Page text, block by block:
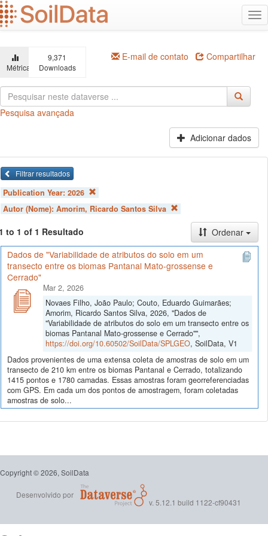
Ir
para
o
principal
Métricas
9,371
Downloads
E-mail de contato Compartilhar
Pesquisa avançada
Adicionar dados
Filtrar resultados
Publication Year: 2026
Autor (Nome): Amorim, Ricardo Santos Silva
to 1 of 1 Resultado
Ordenar
Dados de "Variabilidade de atributos do solo em um
transecto entre os biomas Pantanal Mato-grossense e
Cerrado"
Mar 2, 2026
Novaes Filho, João Paulo; Couto, Eduardo Guimarães;
Amorim, Ricardo Santos Silva, 2026, "Dados de
"Variabilidade de atributos do solo em um transecto entre os
biomas Pantanal Mato-grossense e Cerrado"",
https://doi.org/10.60502/SoilData/SPLGEO, SoilData, V1
Dados provenientes de uma extensa coleta de amostras de solo em um
transecto de 210 km entre os biomas Pantanal e Cerrado, totalizando
1415 pontos e 1780 camadas. Essas amostras foram georreferenciadas
com GPS. Em cada um dos pontos de amostragem, foram coletadas
amostras de solo...
Copyright © 2026, SoilData
Desenvolvido por
v. 5.12.1 build 1122-cf90431